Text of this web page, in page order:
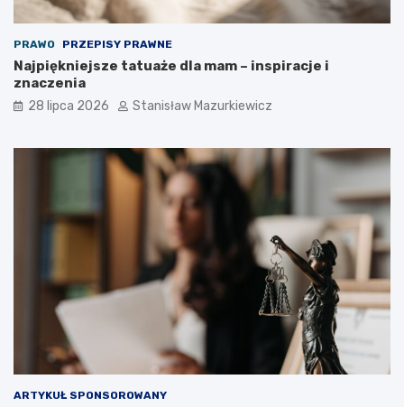
PRAWO PRZEPISY PRAWNE
Najpiękniejsze tatuaże dla mam – inspiracje i
znaczenia
28 lipca 2026 Stanisław Mazurkiewicz
ARTYKUŁ SPONSOROWANY